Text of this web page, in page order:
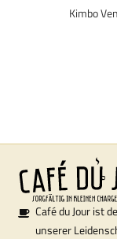
Kimbo
Café du Jour ist
unserer